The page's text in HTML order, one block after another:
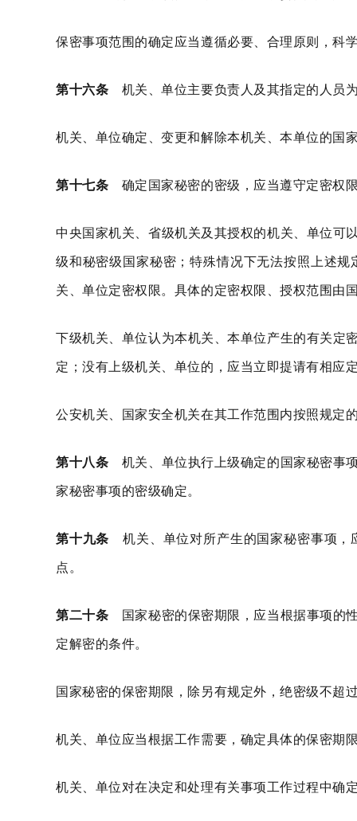
保密事项范围的确定应当遵循必要、合理原则，科
第十六条 机关、单位主要负责人及其指定的人员
机关、单位确定、变更和解除本机关、本单位的国
第十七条 确定国家秘密的密级，应当遵守定密权
中央国家机关、省级机关及其授权的机关、单位可
级和秘密级国家秘密；特殊情况下无法按照上述
关、单位定密权限。具体的定密权限、授权范围由
下级机关、单位认为本机关、本单位产生的有关定
定；没有上级机关、单位的，应当立即提请有相应
公安机关、国家安全机关在其工作范围内按照规定
第十八条 机关、单位执行上级确定的国家秘密事
家秘密事项的密级确定。
第十九条 机关、单位对所产生的国家秘密事项，
点。
第二十条 国家秘密的保密期限，应当根据事项的
定解密的条件。
国家秘密的保密期限，除另有规定外，绝密级不超
机关、单位应当根据工作需要，确定具体的保密期
机关、单位对在决定和处理有关事项工作过程中确